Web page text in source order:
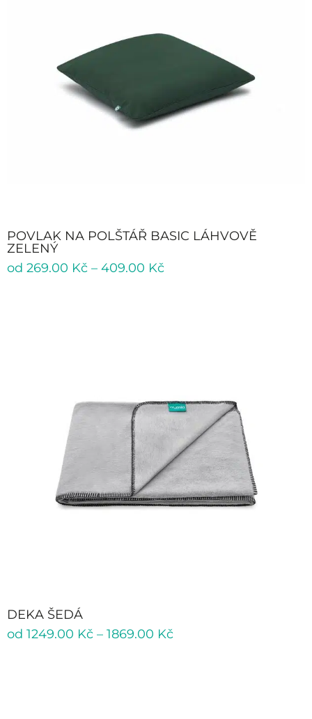
POVLAK NA POLŠTÁŘ BASIC LÁHVOVĚ
ZELENÝ
od 269.00 Kč – 409.00 Kč
DEKA ŠEDÁ
od 1249.00 Kč – 1869.00 Kč